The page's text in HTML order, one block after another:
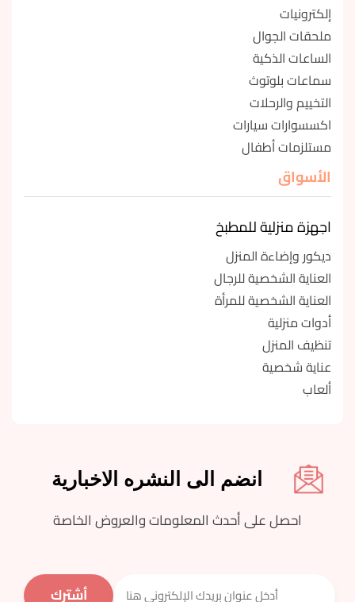
إلكترونيات
ملحقات الجوال
الساعات الذكية
سماعات بلوتوث
التخييم والرحلات
اكسسوارات سيارات
مستلزمات أطفال
الأسواق
اجهزة منزلية للمطبخ
ديكور وإضاءة المنزل
العناية الشخصية للرجال
العناية الشخصية للمرأة
أدوات منزلية
تنظيف المنزل
عناية شخصية
ألعاب
انضم الى النشره الاخبارية
احصل على أحدث المعلومات والعروض الخاصة